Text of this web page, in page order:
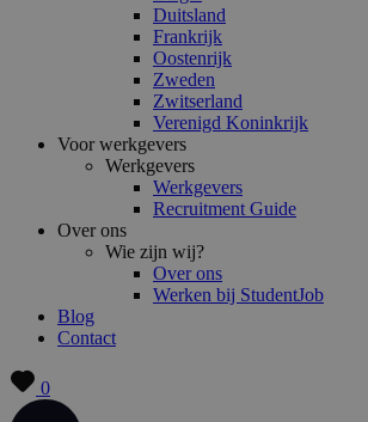
Duitsland
Frankrijk
Oostenrijk
Zweden
Zwitserland
Verenigd Koninkrijk
Voor werkgevers
Werkgevers
Werkgevers
Recruitment Guide
Over ons
Wie zijn wij?
Over ons
Werken bij StudentJob
Blog
Contact
0